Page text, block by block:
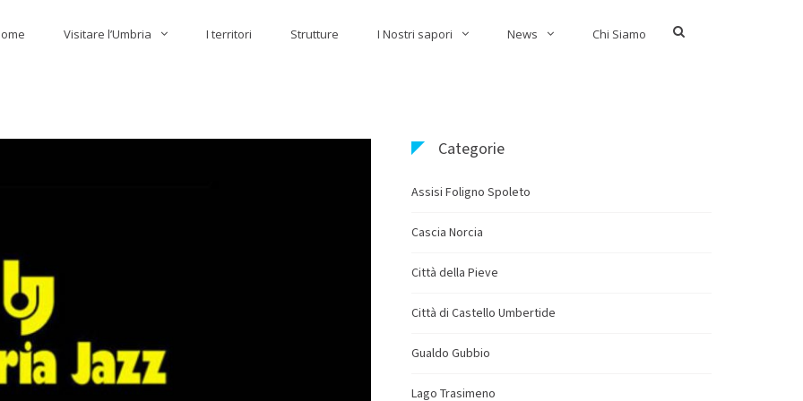
Visitare l’Umbria I territori Strutture I Nostri sapori News Chi Siamo
Show
Categorie
Assisi Foligno Spoleto
Cascia Norcia
Città della Pieve
Città di Castello Umbertide
Gualdo Gubbio
Lago Trasimeno